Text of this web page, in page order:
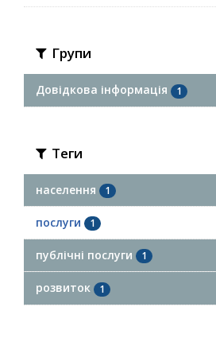
Групи
Довідкова інформація 1
Теги
населення 1
послуги 1
публічні послуги 1
розвиток 1